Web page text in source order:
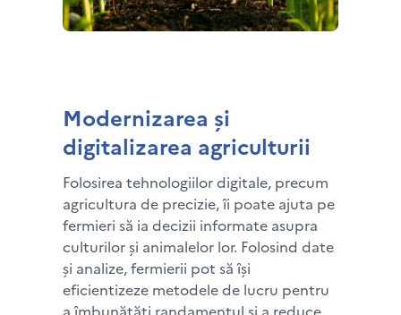
Modernizarea și
digitalizarea agriculturii
Folosirea tehnologiilor digitale, precum
agricultura de precizie, îi poate ajuta pe
fermieri să ia decizii informate asupra
culturilor și animalelor lor. Folosind date
și analize, fermierii pot să își
eficientizeze metodele de lucru pentru
a îmbunătăți randamentul și a reduce